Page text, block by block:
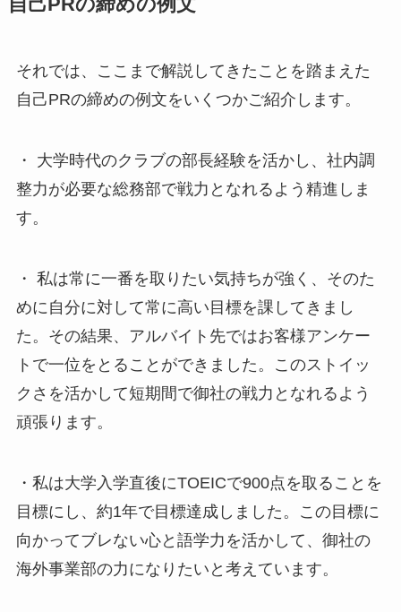
自己PRの締めの例文
それでは、ここまで解説してきたことを踏まえた
自己PRの締めの例文をいくつかご紹介します。
・ 大学時代のクラブの部長経験を活かし、社内調
整力が必要な総務部で戦力となれるよう精進しま
す。
・ 私は常に一番を取りたい気持ちが強く、そのた
めに自分に対して常に高い目標を課してきまし
た。その結果、アルバイト先ではお客様アンケー
トで一位をとることができました。このストイッ
クさを活かして短期間で御社の戦力となれるよう
頑張ります。
・私は大学入学直後にTOEICで900点を取ることを
目標にし、約1年で目標達成しました。この目標に
向かってブレない心と語学力を活かして、御社の
海外事業部の力になりたいと考えています。